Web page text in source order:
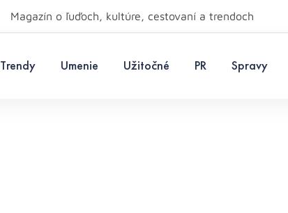
Magazín o ľuďoch, kultúre, cestovaní a trendoch
Trendy Umenie Užitočné PR Spravy